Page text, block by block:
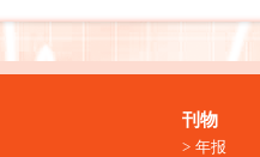
刊物
年报